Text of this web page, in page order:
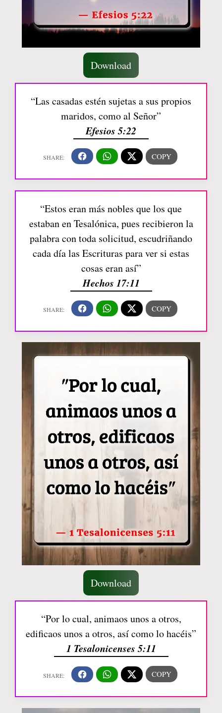
Download
“Las casadas estén sujetas a sus propios
maridos, como al Señor”
Efesios 5:22
“Estos eran más nobles que los que
estaban en Tesalónica, pues recibieron la
palabra con toda solicitud, escudriñando
cada día las Escrituras para ver si estas
cosas eran así”
Hechos 17:11
Download
“Por lo cual, animaos unos a otros,
edificaos unos a otros, así como lo hacéis”
1 Tesalonicenses 5:11